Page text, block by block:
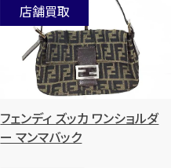
店舗買取
フェンディ ズッカ ワンショルダ
ー マンマバック